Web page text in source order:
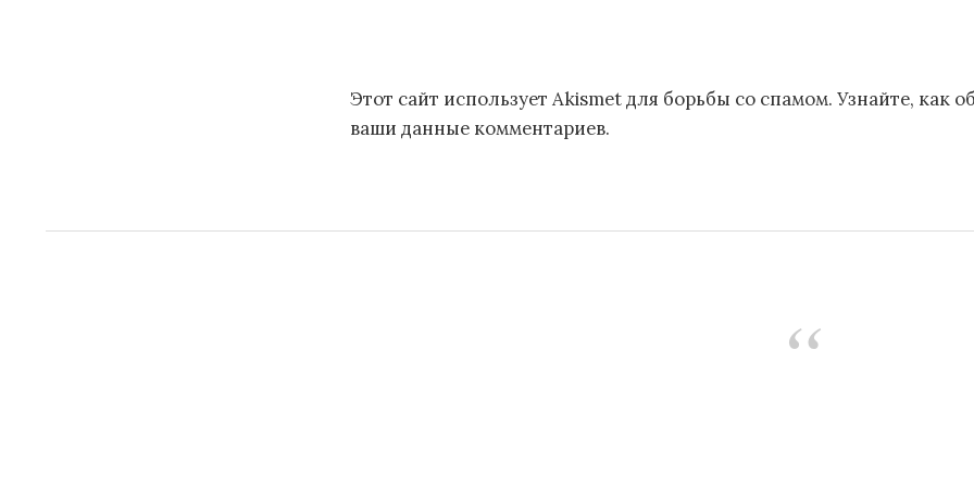
Этот сайт использует Akismet для борьбы со спамом. Узнайте, как
ваши данные комментариев.